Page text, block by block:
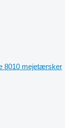
8010 mejetærsker